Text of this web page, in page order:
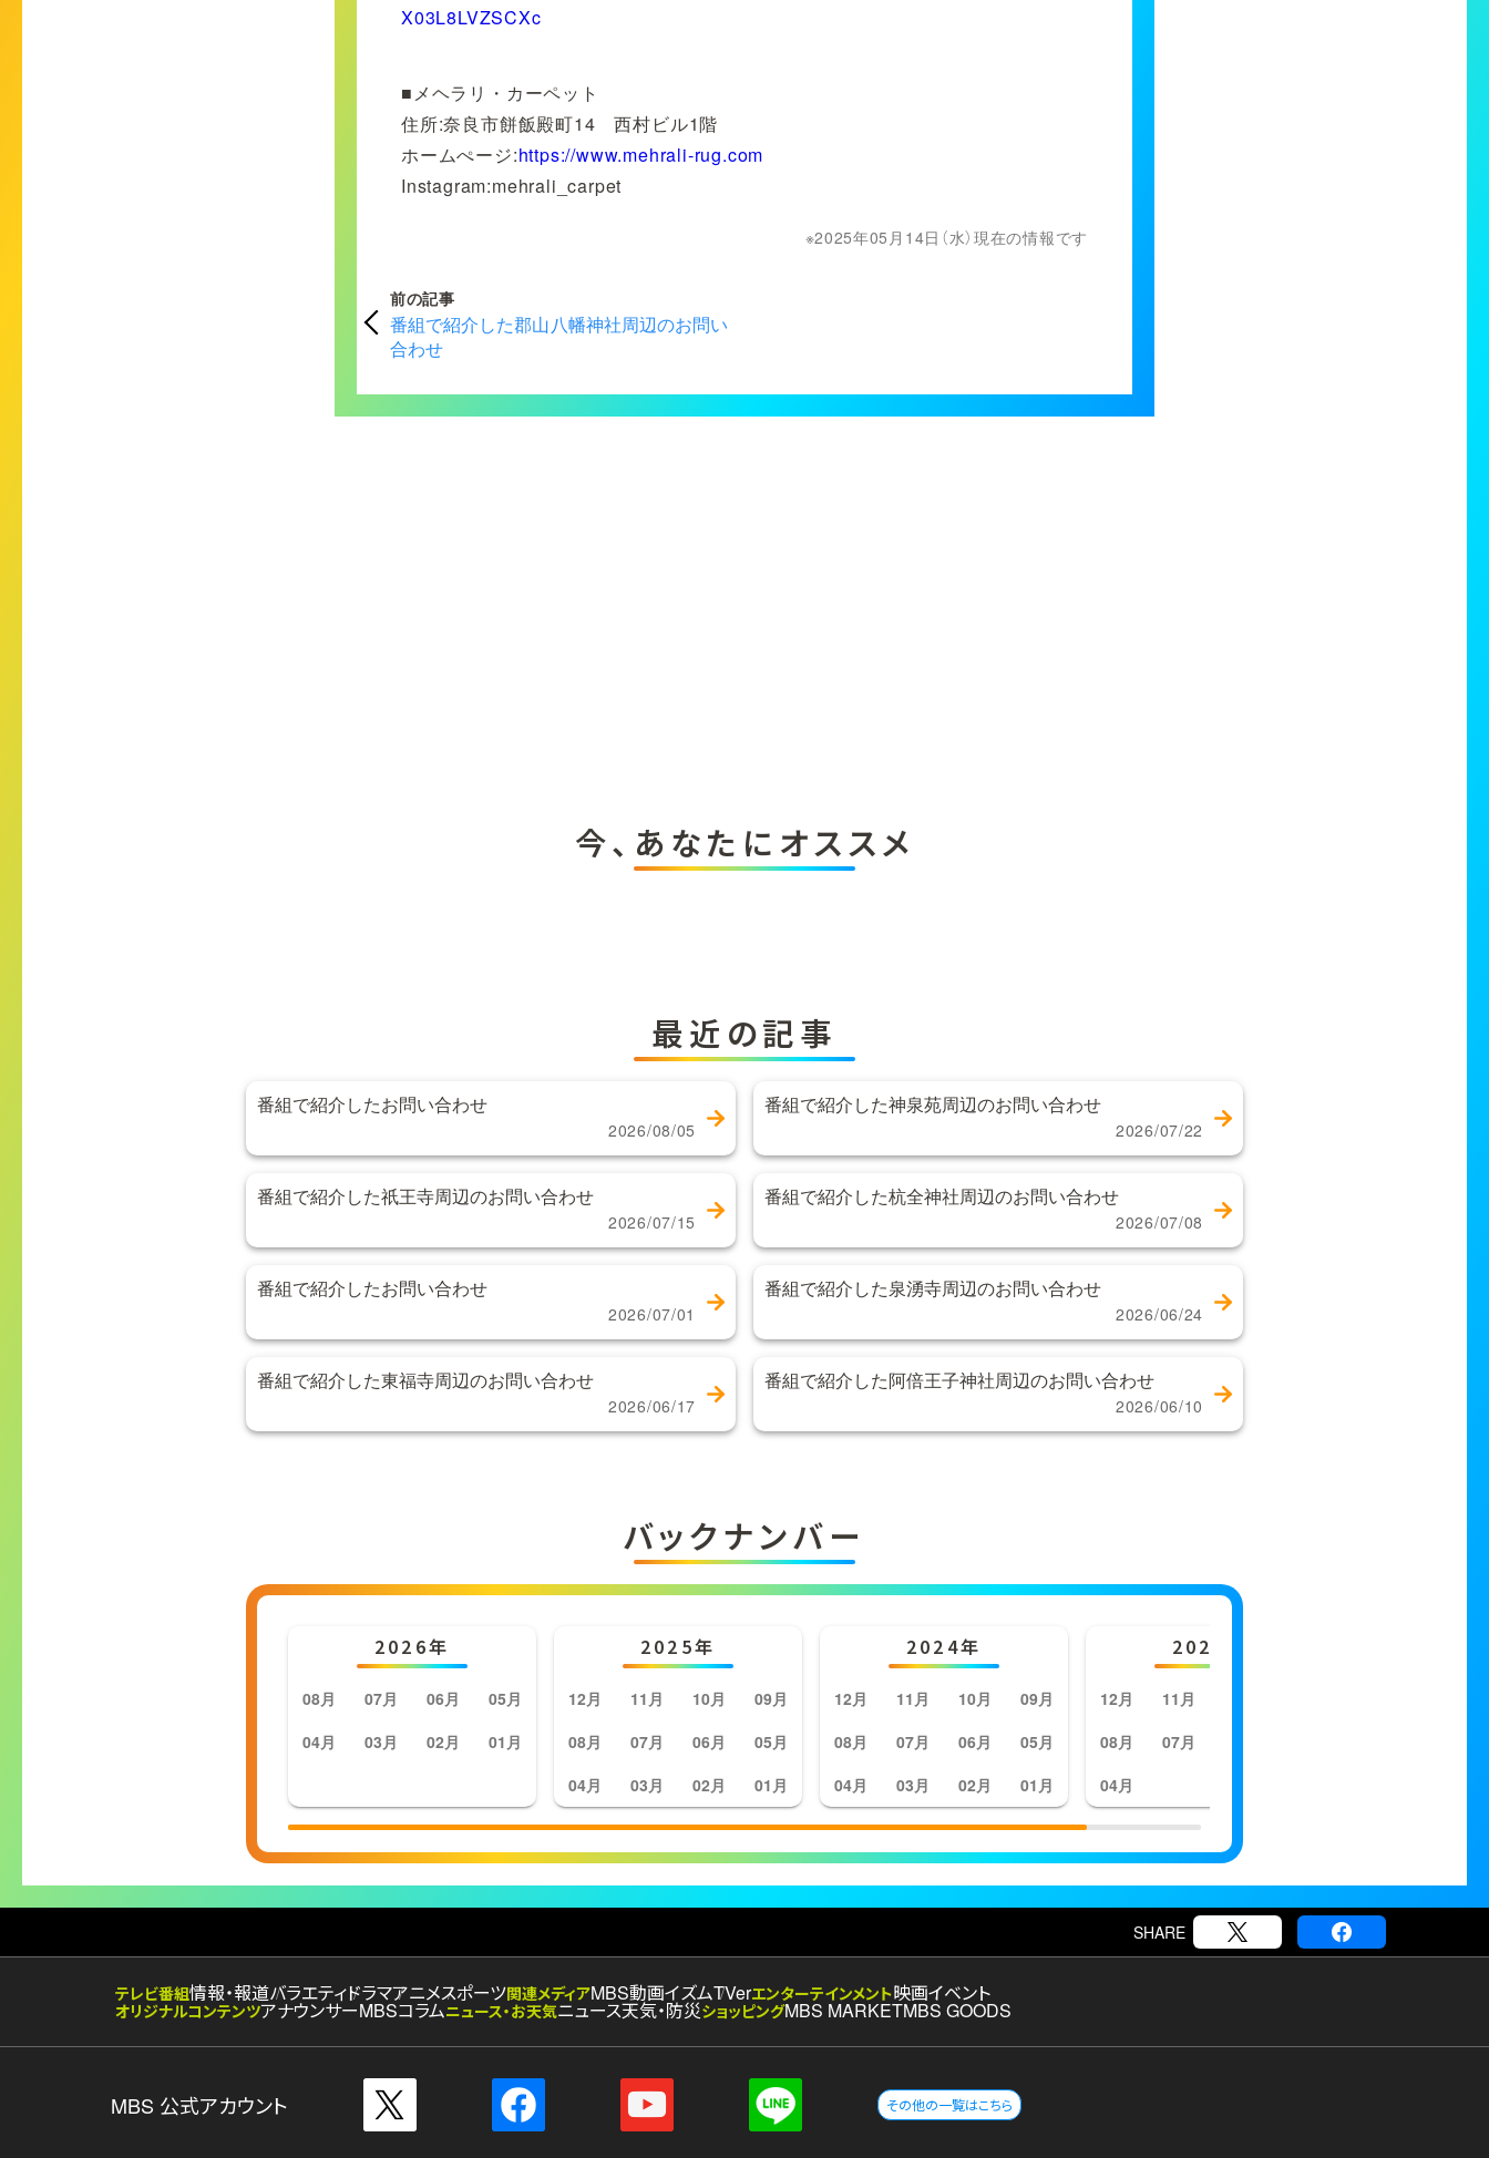
X03L8LVZSCXc
■メヘラリ・カーペット
住所:奈良市餅飯殿町14 西村ビル1階
ホームぺージ:https://www.mehrali-rug.com
Instagram:mehrali_carpet
2025年05月14日（水）現在の情報です
前の記事
番組で紹介した郡山八幡神社周辺のお問い
合わせ
今、あなたにオススメ
最近の記事
番組で紹介したお問い合わせ
2026/08/05
番組で紹介した神泉苑周辺のお問い合わせ
2026/07/22
番組で紹介した祇王寺周辺のお問い合わせ
2026/07/15
番組で紹介した杭全神社周辺のお問い合わせ
2026/07/08
番組で紹介したお問い合わせ
2026/07/01
番組で紹介した泉湧寺周辺のお問い合わせ
2026/06/24
番組で紹介した東福寺周辺のお問い合わせ
2026/06/17
番組で紹介した阿倍王子神社周辺のお問い合わせ
2026/06/10
バックナンバー
2026年
08月 07月 06月
05月
04月
03月 02月 01月
2025年
12月 11月 10月
09月
08月
07月 06月
05月
04月
03月 02月 01月
2024年
12月 11月 10月
09月
08月
07月 06月
05月
04月
03月 02月 01月
2023年
12月 11月
08月
07月
04月
SHARE
テレビ番組情報・報道バラエティドラマアニメスポーツ関連メディアMBS動画イズムTVerエンターテインメント映画イベント
オリジナルコンテンツアナウンサーMBSコラムニュース・お天気ニュース天気・防災ショッピングMBS MARKETMBS GOODS
MBS 公式アカウント その他の一覧はこちら